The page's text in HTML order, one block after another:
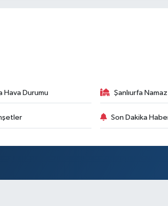
Hava Durumu Şanlıurfa
Son Dakika